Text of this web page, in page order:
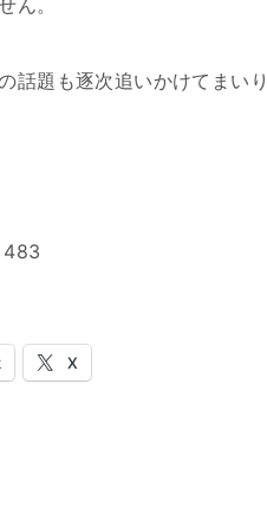
ん。
話題も逐次追いかけてまい
483
X